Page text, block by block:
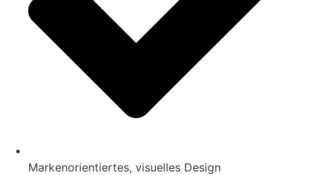
Markenorientiertes, visuelles Design